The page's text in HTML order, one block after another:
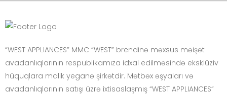
“WEST APPLIANCES” MMC “WEST” brendinə məxsus məişət
avadanlıqlarının respublikamıza idxal edilməsində eksklüziv
hüquqlara malik yeganə şirkətdir. Mətbəx əşyaları və
avadanlıqlarının satışı üzrə ixtisaslaşmış “WEST APPLIANCES”